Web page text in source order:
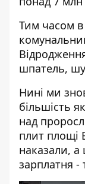
Тим часом в
шпатель,
Нині ми
більшість
над
плит площі
наказали,
зарплатня -